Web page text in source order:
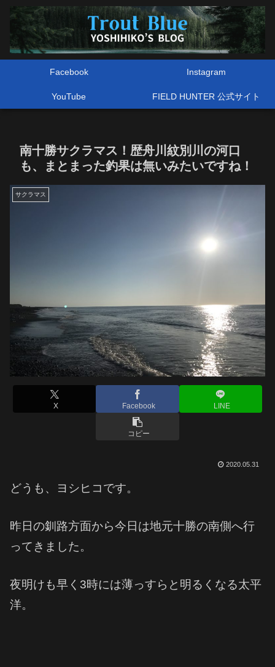
Facebook Instagram
YouTube FIELD HUNTER 公式サイト
南十勝サクラマス！歴舟川紋別川の河口
も、まとまった釣果は無いみたいですね！
サクラマス
X Facebook LINE
コピー
2020.05.31
どうも、ヨシヒコです。
昨日の釧路方面から今日は地元十勝の南側へ行
ってきました。
夜明けも早く3時には薄っすらと明るくなる太平
洋。